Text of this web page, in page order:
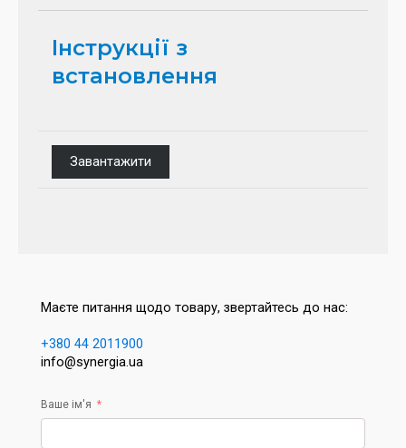
Інструкції з
встановлення
Завантажити
Маєте питання щодо товару, звертайтесь до нас:
+380 44 2011900
info@synergia.ua
Ваше ім'я